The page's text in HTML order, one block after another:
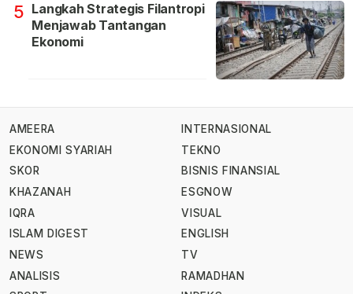
5 Langkah Strategis Filantropi
Menjawab Tantangan
Ekonomi
AMEERA
EKONOMI SYARIAH
SKOR
KHAZANAH
IQRA
ISLAM DIGEST
NEWS
ANALISIS
INTERNASIONAL
TEKNO
BISNIS FINANSIAL
ESGNOW
VISUAL
ENGLISH
TV
RAMADHAN